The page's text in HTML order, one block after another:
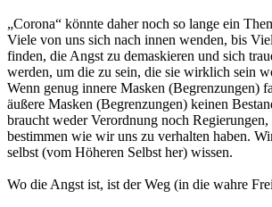
„Corona“ könnte daher noch so lange ein
Viele von uns sich nach innen wenden, bis
finden, die Angst zu demaskieren und sich
werden, um die zu sein, die sie wirklich sein
Wenn genug innere Masken (Begrenzungen)
äußere Masken (Begrenzungen) keinen
braucht weder Verordnung noch Regierungen,
bestimmen wie wir uns zu verhalten haben.
selbst (vom Höheren Selbst her) wissen.
Wo die Angst ist, ist der Weg (in die wahre